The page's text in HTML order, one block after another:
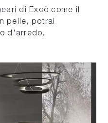
di Excò come il
pelle, potrai
d'arredo.